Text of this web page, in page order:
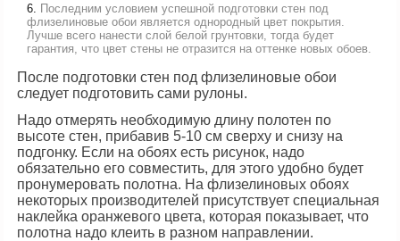
Последним условием успешной подготовки стен под
флизелиновые обои является однородный цвет покрытия.
Лучше всего нанести слой белой грунтовки, тогда будет
гарантия, что цвет стены не отразится на оттенке новых обоев.
После подготовки стен под флизелиновые обои
следует подготовить сами рулоны.
Надо отмерять необходимую длину полотен по
высоте стен, прибавив 5-10 см сверху и снизу на
подгонку. Если на обоях есть рисунок, надо
обязательно его совместить, для этого удобно будет
пронумеровать полотна. На флизелиновых обоях
некоторых производителей присутствует специальная
наклейка оранжевого цвета, которая показывает, что
полотна надо клеить в разном направлении.